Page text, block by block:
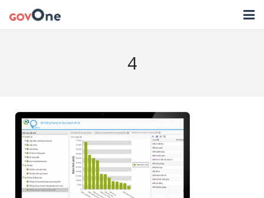
HỖ TRỢ
TẢI ỨNG DỤNG
LIÊN HỆ
4